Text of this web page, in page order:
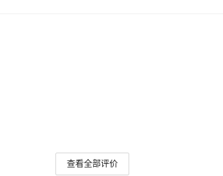
地面端
查看全部评价